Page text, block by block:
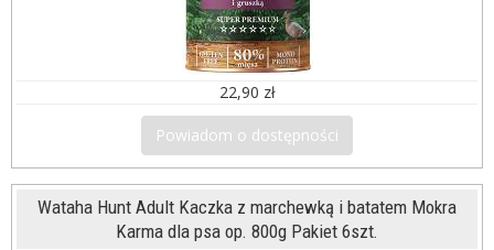
22,90 zł
Powiadom o dostępności
Wataha Hunt Adult Kaczka z marchewką i batatem Mokra
Karma dla psa op. 800g Pakiet 6szt.